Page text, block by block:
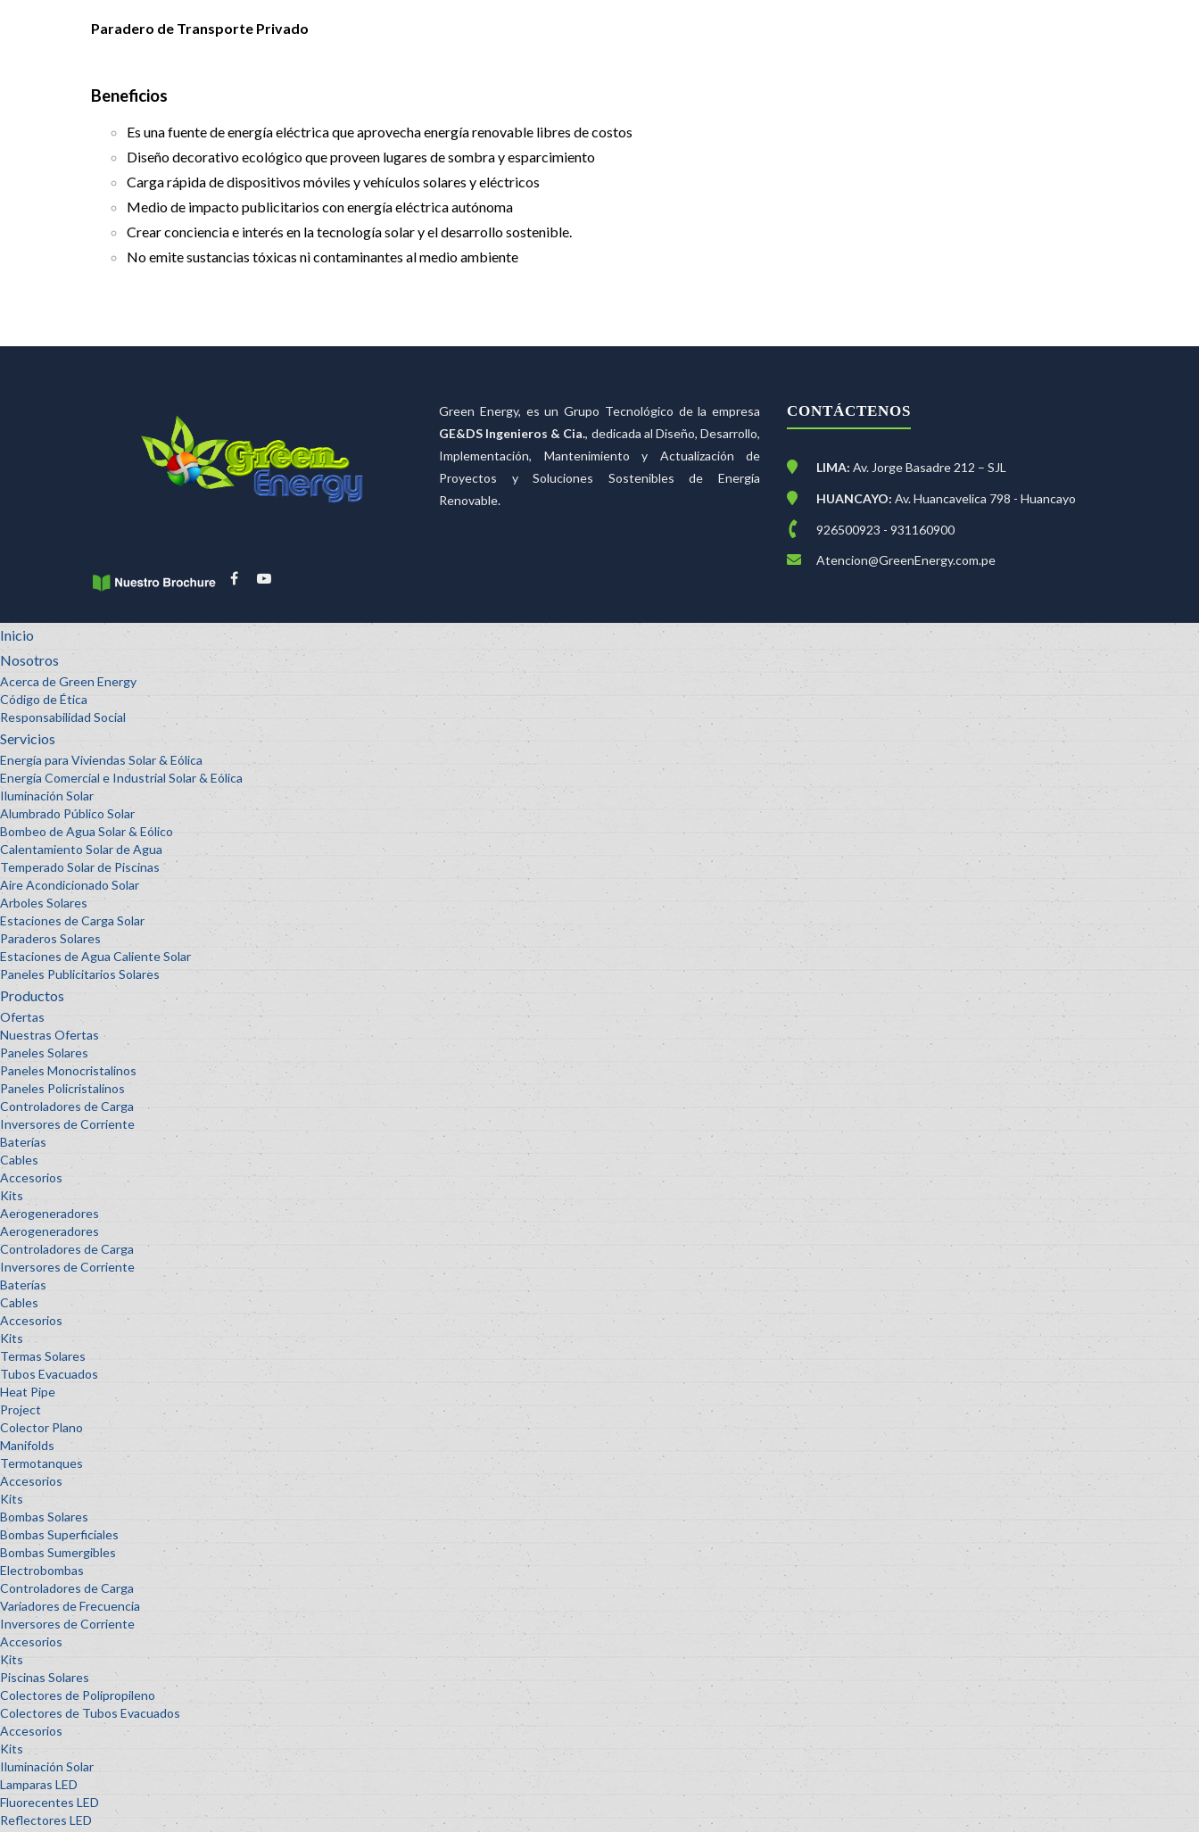
Paradero de Transporte Privado
Beneficios
Es una fuente de energía eléctrica que aprovecha energía renovable libres de costos
Diseño decorativo ecológico que proveen lugares de sombra y esparcimiento
Carga rápida de dispositivos móviles y vehículos solares y eléctricos
Medio de impacto publicitarios con energía eléctrica autónoma
Crear conciencia e interés en la tecnología solar y el desarrollo sostenible.
No emite sustancias tóxicas ni contaminantes al medio ambiente
Green Energy, es un Grupo Tecnológico de la empresa
GE&DS Ingenieros & Cia., dedicada al Diseño, Desarrollo,
Implementación, Mantenimiento y Actualización de
Proyectos y Soluciones Sostenibles de Energía
Renovable.
CONTÁCTENOS
LIMA: Av. Jorge Basadre 212 – SJL
HUANCAYO: Av. Huancavelica 798 - Huancayo
926500923 - 931160900
Atencion@GreenEnergy.com.pe
Inicio
Nosotros
Acerca de Green Energy
Código de Ética
Responsabilidad Social
Servicios
Energía para Viviendas Solar & Eólica
Energía Comercial e Industrial Solar & Eólica
Iluminación Solar
Alumbrado Público Solar
Bombeo de Agua Solar & Eólico
Calentamiento Solar de Agua
Temperado Solar de Piscinas
Aire Acondicionado Solar
Arboles Solares
Estaciones de Carga Solar
Paraderos Solares
Estaciones de Agua Caliente Solar
Paneles Publicitarios Solares
Productos
Ofertas
Nuestras Ofertas
Paneles Solares
Paneles Monocristalinos
Paneles Policristalinos
Controladores de Carga
Inversores de Corriente
Baterías
Cables
Accesorios
Kits
Aerogeneradores
Aerogeneradores
Controladores de Carga
Inversores de Corriente
Baterías
Cables
Accesorios
Kits
Termas Solares
Tubos Evacuados
Heat Pipe
Project
Colector Plano
Manifolds
Termotanques
Accesorios
Kits
Bombas Solares
Bombas Superficiales
Bombas Sumergibles
Electrobombas
Controladores de Carga
Variadores de Frecuencia
Inversores de Corriente
Accesorios
Kits
Piscinas Solares
Colectores de Polipropileno
Colectores de Tubos Evacuados
Accesorios
Kits
Iluminación Solar
Lamparas LED
Fluorecentes LED
Reflectores LED